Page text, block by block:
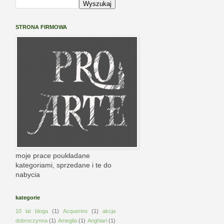
STRONA FIRMOWA
moje prace poukładane
kategoriami, sprzedane i te do
nabycia
kategorie
10 lat bloga (1) Acquerino (1)
akcja
dobroczynna (1) Ameglia (1) Anghiari (1)